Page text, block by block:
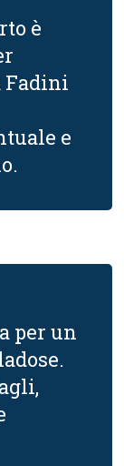
è
Fadini
e
per un